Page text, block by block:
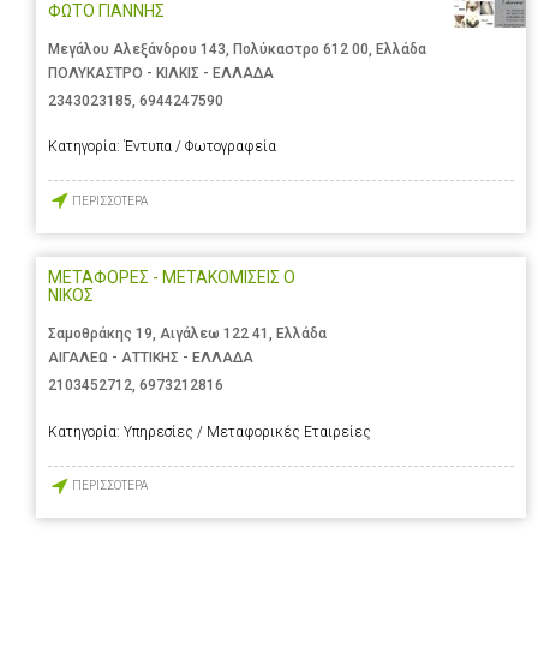
ΦΩΤΟ ΓΙΑΝΝΗΣ
Μεγάλου Αλεξάνδρου 143, Πολύκαστρο 612 00, Ελλάδα
ΠΟΛΥΚΑΣΤΡΟ - ΚΙΛΚΙΣ - ΕΛΛΑΔΑ
2343023185, 6944247590
Κατηγορία: Έντυπα / Φωτογραφεία
ΠΕΡΙΣΣΟΤΕΡΑ
ΜΕΤΑΦΟΡΕΣ - ΜΕΤΑΚΟΜΙΣΕΙΣ Ο
ΝΙΚΟΣ
Σαμοθράκης 19, Αιγάλεω 122 41, Ελλάδα
ΑΙΓΑΛΕΩ - ΑΤΤΙΚΗΣ - ΕΛΛΑΔΑ
2103452712, 6973212816
Κατηγορία: Υπηρεσίες / Μεταφορικές Εταιρείες
ΠΕΡΙΣΣΟΤΕΡΑ